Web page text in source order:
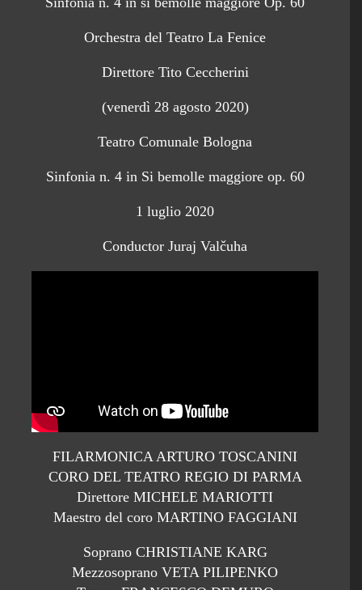
Orchestra del Teatro La Fenice
Direttore Tito Ceccherini
(venerdì 28 agosto 2020)
Teatro Comunale Bologna
Sinfonia n. 4 in Si bemolle maggiore op. 60
1 luglio 2020
Conductor Juraj Valčuha
FILARMONICA ARTURO TOSCANINI
CORO DEL TEATRO REGIO DI PARMA
Direttore MICHELE MARIOTTI
Maestro del coro MARTINO FAGGIANI
Soprano CHRISTIANE KARG
Mezzosoprano VETA PILIPENKO